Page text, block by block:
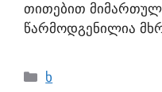
თითებით
წარმოდგენილია
ხ